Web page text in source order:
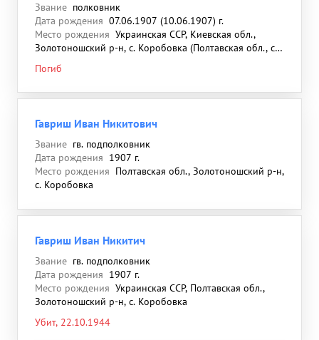
Звание полковник
Дата рождения 07.06.1907 (10.06.1907) г.
Место рождения Украинская ССР, Киевская обл.,
Золотоношский р-н, с. Коробовка (Полтавская обл., с.
Воробьевка, с. Каробовка, с. Коробка)
Погиб
Гавриш Иван Никитович
Звание гв. подполковник
Дата рождения 1907 г.
Место рождения Полтавская обл., Золотоношский р-н,
с. Коробовка
Гавриш Иван Никитич
Звание гв. подполковник
Дата рождения 1907 г.
Место рождения Украинская ССР, Полтавская обл.,
Золотоношский р-н, с. Коробовка
Убит, 22.10.1944